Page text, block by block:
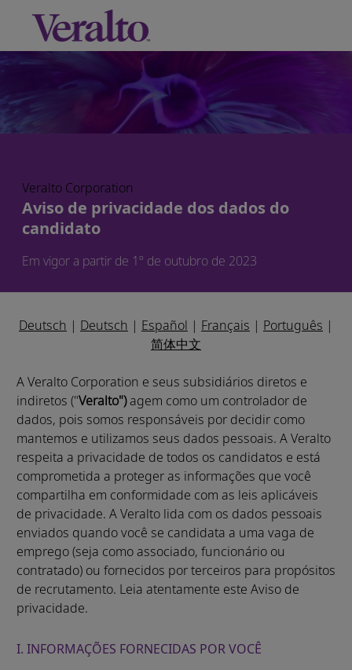
Skip to main content
-
Veralto Corporation
Aviso de privacidade dos dados do
candidato
Em vigor a partir de 1º de outubro de 2023
Deutsch | Deutsch | Español | Français | Português |
简体中文
A Veralto Corporation e seus subsidiários diretos e
indiretos ("Veralto")agem como um controlador de
dados, pois somos responsáveis por decidir como
mantemos e utilizamos seus dados pessoais. A Veralto
respeita a privacidade de todos os candidatos e está
comprometida a proteger as informações que você
compartilha em conformidade com as leis aplicáveis
de privacidade. A Veralto lida com os dados pessoais
enviados quando você se candidata a uma vaga de
emprego (seja como associado, funcionário ou
contratado) ou fornecidos por terceiros para propósitos
de recrutamento. Leia atentamente este Aviso de
privacidade.
I. INFORMAÇÕES FORNECIDAS POR VOCÊ